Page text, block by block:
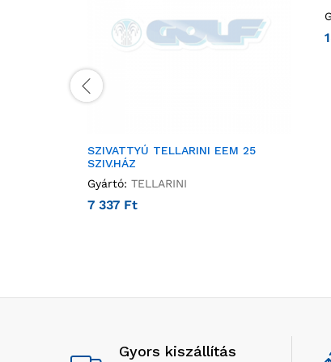
SZIVATTYÚ TELLARINI EEM 25
SZIV.HÁZ
Gyártó: TELLARINI
7 337 Ft
Gyors kiszállítás